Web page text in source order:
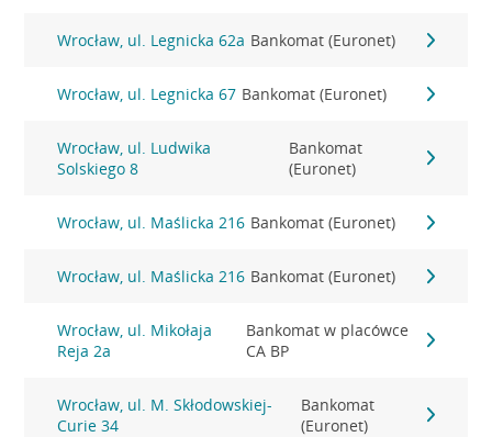
Wrocław, ul. Legnicka 62a Bankomat (Euronet)
Wrocław, ul. Legnicka 67 Bankomat (Euronet)
Wrocław, ul. Ludwika
Solskiego 8
Bankomat
(Euronet)
Wrocław, ul. Maślicka 216 Bankomat (Euronet)
Wrocław, ul. Maślicka 216 Bankomat (Euronet)
Wrocław, ul. Mikołaja
Reja 2a
Bankomat w placówce
CA BP
Wrocław, ul. M. Skłodowskiej-
Curie 34
Bankomat
(Euronet)